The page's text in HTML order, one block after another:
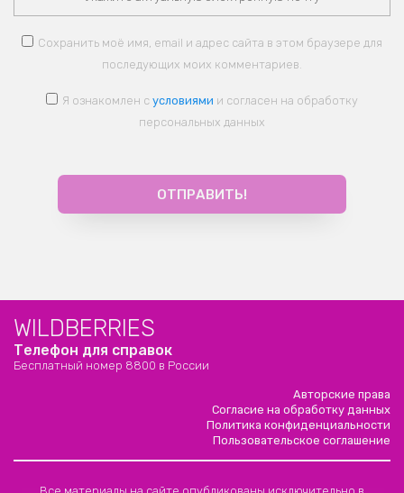
Сохранить моё имя, email и адрес сайта в этом браузере для
последующих моих комментариев.
Я ознакомлен с условиями и согласен на обработку
персональных данных
WILDBERRIES
Телефон для справок
Бесплатный номер 8800 в России
Авторские права
Согласие на обработку данных
Политика конфиденциальности
Пользовательское соглашение